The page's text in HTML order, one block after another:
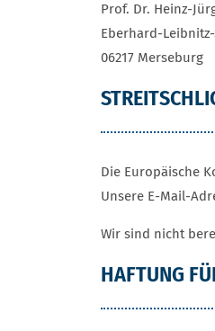
Prof. Dr. Heinz-
Eberhard-Leibnitz-
06217 Merseburg
Die Europäische
Unsere E-Mail-
Wir sind nicht
HAFTUNG